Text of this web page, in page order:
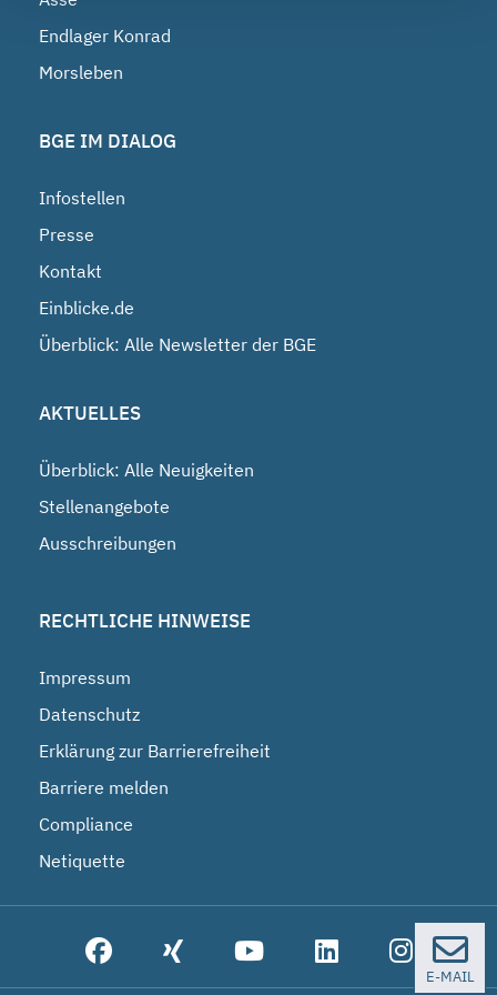
Endlager Konrad
Morsleben
BGE IM DIALOG
Infostellen
Presse
Kontakt
Einblicke.de
Überblick: Alle Newsletter der BGE
AKTUELLES
Überblick: Alle Neuigkeiten
Stellenangebote
Ausschreibungen
RECHTLICHE HINWEISE
Impressum
Datenschutz
Erklärung zur Barrierefreiheit
Barriere melden
Compliance
Netiquette
E-MAIL